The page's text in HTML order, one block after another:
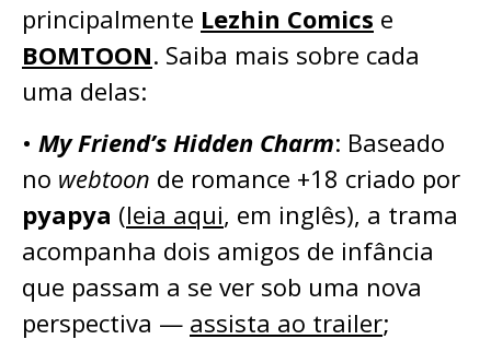
principalmente Lezhin Comics e
BOMTOON. Saiba mais sobre cada
uma delas:
• My Friend’s Hidden Charm: Baseado
no webtoon de romance +18 criado por
pyapya (leia aqui, em inglês), a trama
acompanha dois amigos de infância
que passam a se ver sob uma nova
perspectiva — assista ao trailer;